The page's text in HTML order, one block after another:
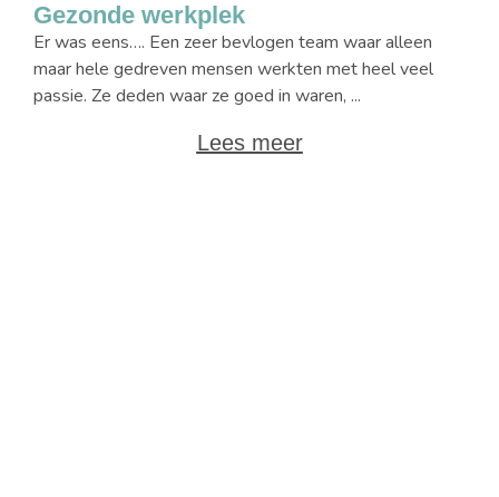
Gezonde werkplek
Er was eens…. Een zeer bevlogen team waar alleen
maar hele gedreven mensen werkten met heel veel
passie. Ze deden waar ze goed in waren, ...
Lees meer